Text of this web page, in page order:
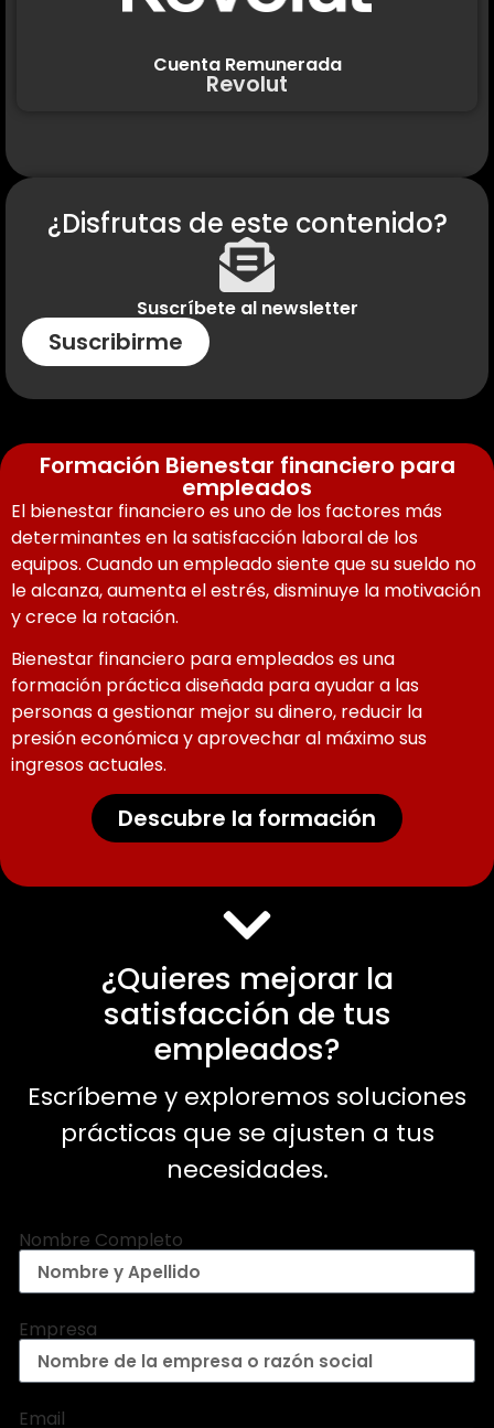
Cuenta Remunerada
Revolut
¿Disfrutas de este contenido?
Suscríbete al newsletter
Suscribirme
Formación Bienestar financiero para
empleados
El bienestar financiero es uno de los factores más
determinantes en la satisfacción laboral de los
equipos. Cuando un empleado siente que su sueldo no
le alcanza, aumenta el estrés, disminuye la motivación
y crece la rotación.
Bienestar financiero para empleados es una
formación práctica diseñada para ayudar a las
personas a gestionar mejor su dinero, reducir la
presión económica y aprovechar al máximo sus
ingresos actuales.
Descubre la formación
¿Quieres mejorar la
satisfacción de tus
empleados?
Escríbeme y exploremos soluciones
prácticas que se ajusten a tus
necesidades.
Nombre Completo
Empresa
Email